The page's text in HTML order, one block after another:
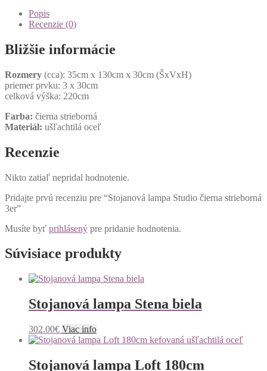
Popis
Recenzie (0)
Bližšie informácie
Rozmery (cca): 35cm x 130cm x 30cm (ŠxVxH)
priemer prvku: 3 x 30cm
celková výška: 220cm
Farba: čierna strieborná
Materiál: ušľachtilá oceľ
Recenzie
Nikto zatiaľ nepridal hodnotenie.
Pridajte prvú recenziu pre “Stojanová lampa Studio čierna strieborná
3er”
Musíte byť prihlásený pre pridanie hodnotenia.
Súvisiace produkty
Stojanová lampa Stena biela
302.00€ Viac info
Stojanová lampa Loft 180cm